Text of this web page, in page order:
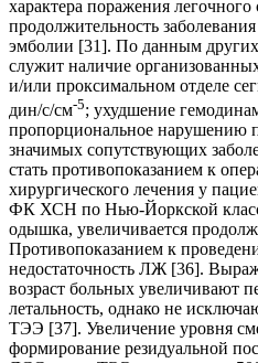
характера поражения легочного
продолжительность
эмболии [31]. По данным
служит наличие
и/или проксимальном отделе
дин/с/см-5; ухудшение
пропорциональное нарушению
значимых сопутствующих
стать противопоказанием к
хирургического лечения у
ФК ХСН по Нью-Йоркской
одышка, увеличивается
Противопоказанием к
недостаточность ЛЖ [36].
возраст больных увеличивают
летальность, однако не
ТЭЭ [37]. Увеличение уровня
формирование резидуальной